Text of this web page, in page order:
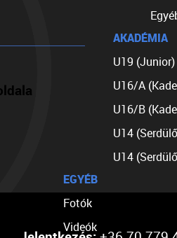
AKADÉMIA
U19 (Junior)
U16/A
U16/B
U14
U14
EGYÉB
Fotók
Videók